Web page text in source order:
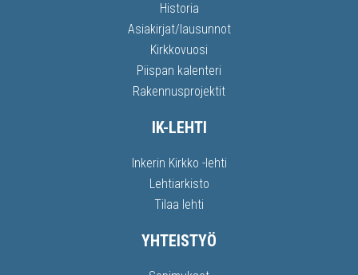
Historia
Asiakirjat/lausunnot
Kirkkovuosi
Piispan kalenteri
Rakennusprojektit
IK-LEHTI
Inkerin Kirkko -lehti
Lehtiarkisto
Tilaa lehti
YHTEISTYÖ